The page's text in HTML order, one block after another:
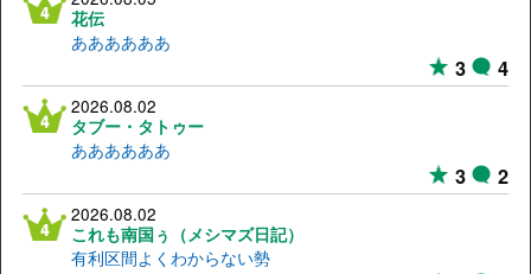
花伝
ああああああ
3 4
2026.08.02
タブー・タトゥー
ああああああ
3 2
2026.08.02
これも南国ぅ（メシマズ日記）
有利区間よくわからない勢